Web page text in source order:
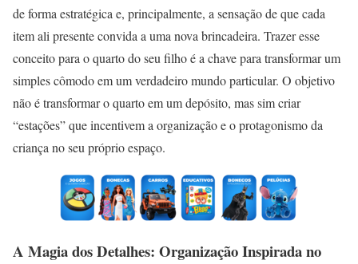
de forma estratégica e, principalmente, a sensação de que cada
item ali presente convida a uma nova brincadeira. Trazer esse
conceito para o quarto do seu filho é a chave para transformar um
simples cômodo em um verdadeiro mundo particular. O objetivo
não é transformar o quarto em um depósito, mas sim criar
“estações” que incentivem a organização e o protagonismo da
criança no seu próprio espaço.
A Magia dos Detalhes: Organização Inspirada no